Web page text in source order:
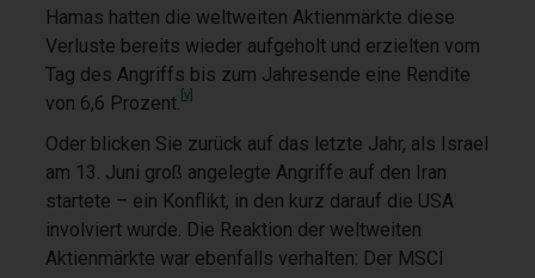
Hamas hatten die weltweiten Aktienmärkte diese
Verluste bereits wieder aufgeholt und erzielten vom
Tag des Angriffs bis zum Jahresende eine Rendite
von 6,6 Prozent. [v]
Oder blicken Sie zurück auf das letzte Jahr, als Israel
am 13. Juni groß angelegte Angriffe auf den Iran
startete – ein Konflikt, in den kurz darauf die USA
involviert wurde. Die Reaktion der weltweiten
Aktienmärkte war ebenfalls verhalten: Der MSCI